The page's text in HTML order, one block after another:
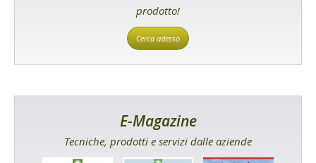
prodotto!
Cerca adesso
E-Magazine
Tecniche, prodotti e servizi dalle aziende